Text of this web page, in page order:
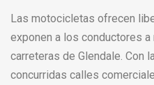
Las motocicletas ofrecen
exponen a los conductores
carreteras de Glendale. Con
concurridas calles